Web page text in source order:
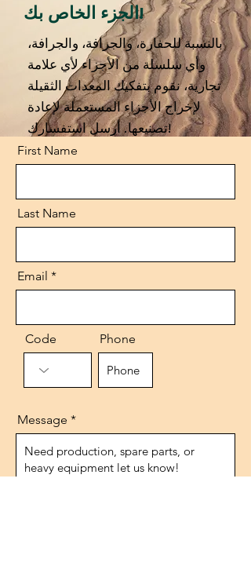
الجزء الخاص بك!
بالنسبة للحفارة، والجرافة، والجرافة،
وأي سلسلة من الأجزاء لأي علامة
تجارية، نقوم بتفكيك المعدات الثقيلة
لإخراج الأجزاء المستعملة لإعادة
تصنيعها. أرسل استفسارك!
First Name
Last Name
Email
Code Phone
Message